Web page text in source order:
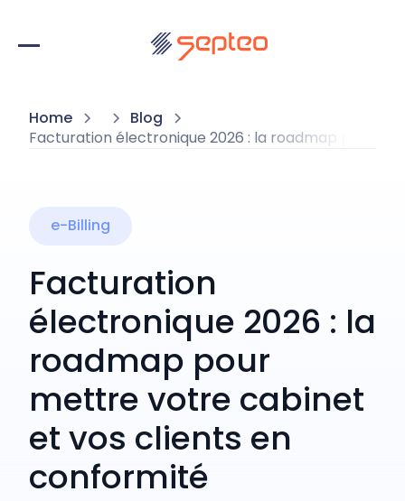
Home
Blog
Facturation électronique 2026 : la roadmap pour
e-Billing
Facturation
électronique 2026 : la
roadmap pour
mettre votre cabinet
et vos clients en
conformité